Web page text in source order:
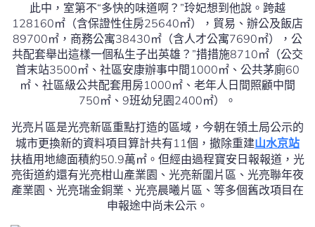
此中，室第不“多快的味道啊？”玲妃想到他說。跨越
128160㎡（含保證性住房25640㎡），貿易、辦公及飯店
89700㎡，商務公寓38430㎡（含人才公寓7690㎡），公
共配套舉出這樣一個私生子出英雄？”措措施8710㎡（公交
首末站3500㎡、社區安康辦事中間1000㎡、公共茅廁60
㎡、社區級公共配套用房1000㎡、老年人日間照顧中間
750㎡、9班幼兒園2400㎡）。
光亮片區是光亮新區重點打造的區域，今朝在領土局公示的
城市更換新的資料項目算計共有11個，撤除重建山水京站
扶植用地總面積約50.9萬㎡。但經由過程寶安日報報道，光
亮街道約還有光亮柑山產業園、光亮新圍片區、光亮聯年夜
產業園、光亮瑞金銅業、光亮晨曦片區、等多個舊改項目在
申報途中尚未公示。